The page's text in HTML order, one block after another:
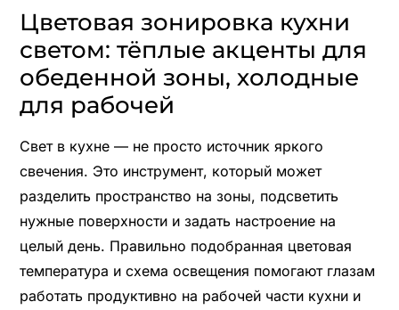
Цветовая зонировка кухни
светом: тёплые акценты для
обеденной зоны, холодные
для рабочей
Свет в кухне — не просто источник яркого
свечения. Это инструмент, который может
разделить пространство на зоны, подсветить
нужные поверхности и задать настроение на
целый день. Правильно подобранная цветовая
температура и схема освещения помогают глазам
работать продуктивно на рабочей части кухни и